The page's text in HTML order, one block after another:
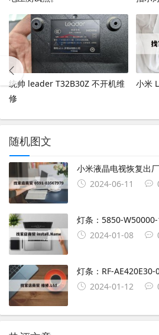
统帅 leader T32B30Z 不开机维
修
小米
随机图文
小米液晶电视恢复出
2024-06-11
灯条：5850-
2024-01-08
灯条：RF-
2024-01-12